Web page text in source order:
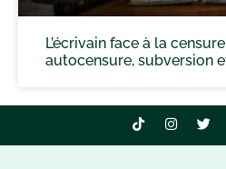
L’écrivain face à la
autocensure, subversion